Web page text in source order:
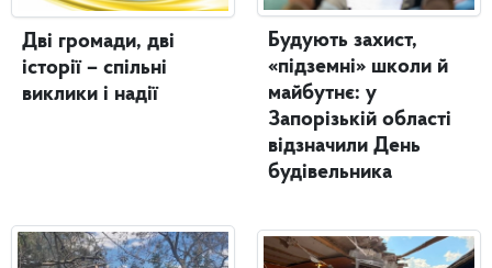
Дві громади, дві
історії – спільні
виклики і надії
Будують захист,
«підземні» школи й
майбутнє: у
Запорізькій області
відзначили День
будівельника